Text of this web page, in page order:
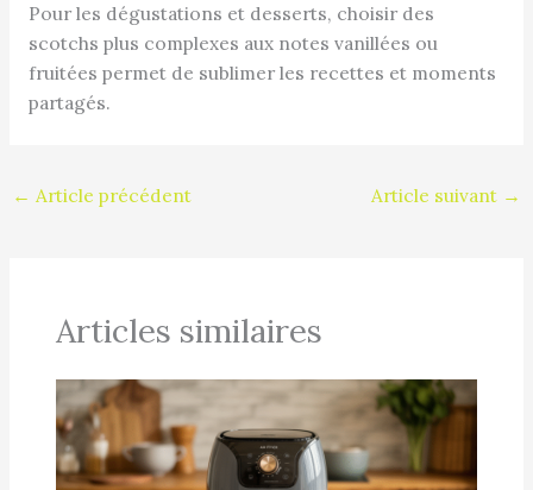
Pour les dégustations et desserts, choisir des
scotchs plus complexes aux notes vanillées ou
fruitées permet de sublimer les recettes et moments
partagés.
← Article précédent Article suivant →
Articles similaires